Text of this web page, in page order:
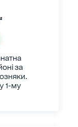
за
1-му